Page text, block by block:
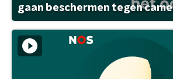
gaan beschermen tegen